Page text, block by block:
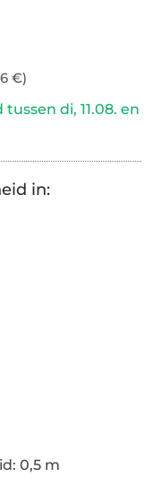
€)
di, 11.08. en
in:
0,5 m